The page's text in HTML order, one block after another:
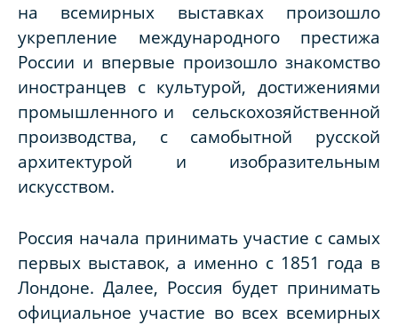
на всемирных выставках произошло
укрепление международного престижа
России и впервые произошло знакомство
иностранцев с культурой, достижениями
промышленного и сельскохозяйственной
производства, с самобытной русской
архитектурой и изобразительным
искусством.
Россия начала принимать участие с самых
первых выставок, а именно с 1851 года в
Лондоне. Далее, Россия будет принимать
официальное участие во всех всемирных